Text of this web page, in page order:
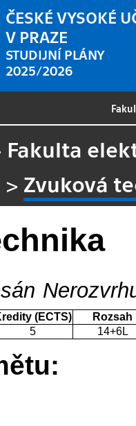
ČESKÉ VYSOKÉ
V PRAZE
STUDIJNÍ PLÁNY
2025/2026
Fakulta
> Zvuková
(ECTS)
Rozsah
5 14+6L